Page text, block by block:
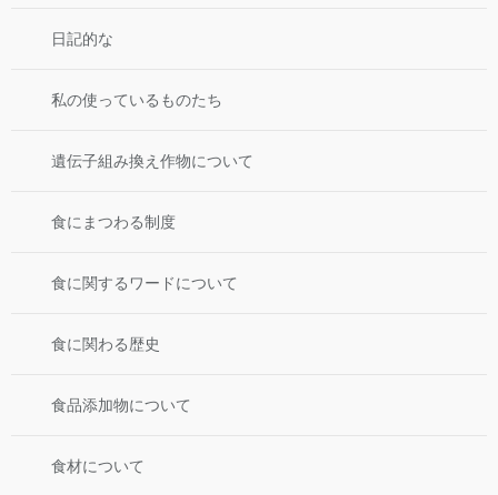
日記的な
私の使っているものたち
遺伝子組み換え作物について
食にまつわる制度
食に関するワードについて
食に関わる歴史
食品添加物について
食材について